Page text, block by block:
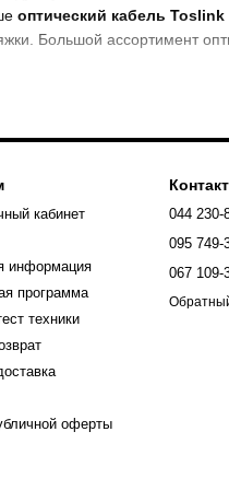
оптический кабель
Большой ассортимент
светопровод из
и качество звука
быть вызваны другими
кабель сохраняет
квадратной формы.
кабинет
информация
программа
техники
оферты
044 230-
095 749-
067 109-